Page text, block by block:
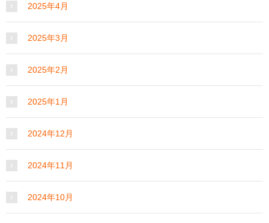
2025年4月
2025年3月
2025年2月
2025年1月
2024年12月
2024年11月
2024年10月